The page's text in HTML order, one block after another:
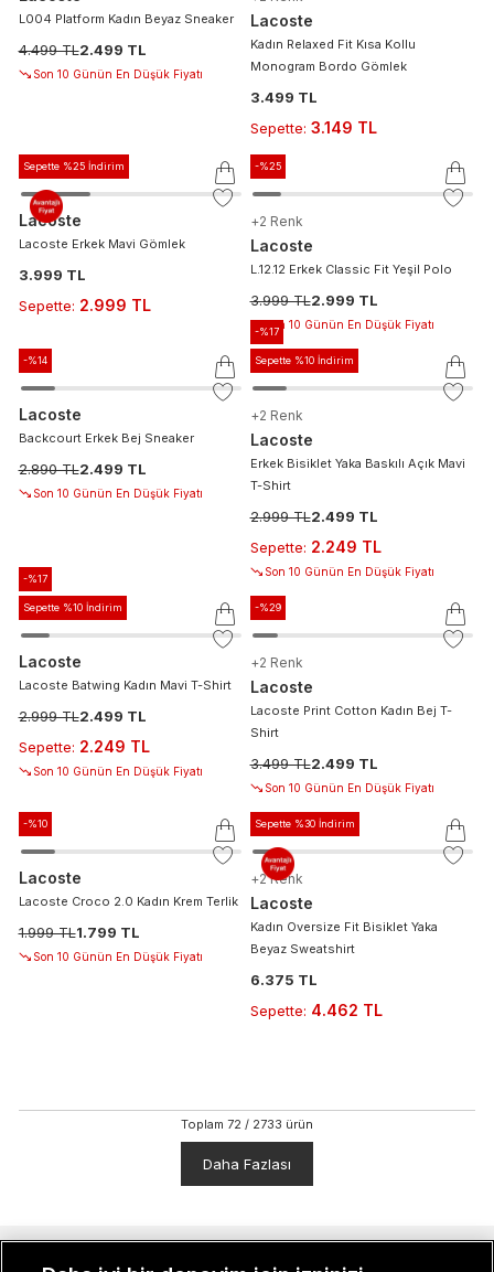
L004 Platform Kadın Beyaz Sneaker
4.499 TL2.499 TL
Son 10 Günün En Düşük Fiyatı
Lacoste
Kadın Relaxed Fit Kısa Kollu
Monogram Bordo Gömlek
3.499 TL
Sepette: 3.149 TL
Sepette %25 İndirim
Lacoste
Lacoste Erkek Mavi Gömlek
3.999 TL
Sepette: 2.999 TL
-%25
+2 Renk
Lacoste
L.12.12 Erkek Classic Fit Yeşil Polo
3.999 TL2.999 TL
Son 10 Günün En Düşük Fiyatı
-%14
Lacoste
Backcourt Erkek Bej Sneaker
2.890 TL2.499 TL
Son 10 Günün En Düşük Fiyatı
-%17
Sepette %10 İndirim
+2 Renk
Lacoste
Erkek Bisiklet Yaka Baskılı Açık Mavi
T-Shirt
2.999 TL2.499 TL
Sepette: 2.249 TL
Son 10 Günün En Düşük Fiyatı
-%17
Sepette %10 İndirim
Lacoste
Lacoste Batwing Kadın Mavi T-Shirt
2.999 TL2.499 TL
Sepette: 2.249 TL
Son 10 Günün En Düşük Fiyatı
-%29
+2 Renk
Lacoste
Lacoste Print Cotton Kadın Bej T-
Shirt
3.499 TL2.499 TL
Son 10 Günün En Düşük Fiyatı
-%10
Lacoste
Lacoste Croco 2.0 Kadın Krem Terlik
1.999 TL1.799 TL
Son 10 Günün En Düşük Fiyatı
Sepette %30 İndirim
+2 Renk
Lacoste
Kadın Oversize Fit Bisiklet Yaka
Beyaz Sweatshirt
6.375 TL
Sepette: 4.462 TL
Toplam 72 / 2733 ürün
Daha Fazlası